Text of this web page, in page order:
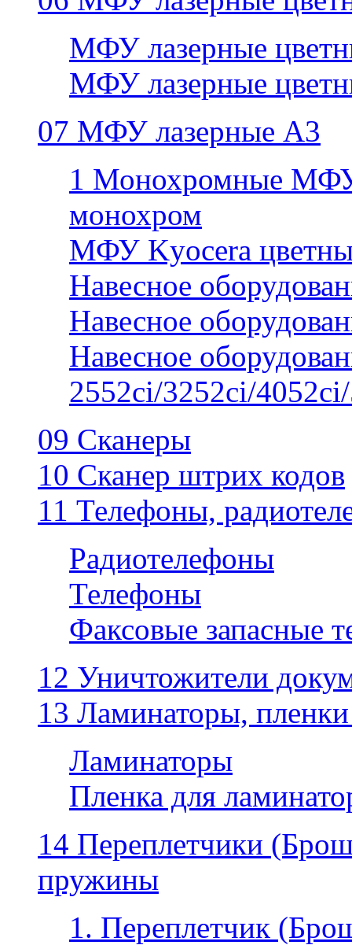
МФУ лазерные
МФУ лазерные
07 МФУ лазерные А3
1 Монохромные
монохром
МФУ Kyocera
Навесное
Навесное
Навесное
2552ci/3252ci/
09 Сканеры
10 Сканер штрих кодов
11 Телефоны,
Радиотелефоны
Телефоны
Факсовые запасные
12 Уничтожители
13 Ламинаторы,
Ламинаторы
Пленка для
14 Переплетчики
пружины
1. Переплетчик